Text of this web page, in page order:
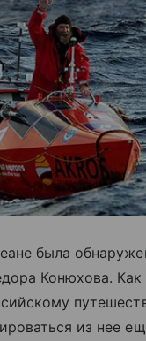
была
Конюхова. Как
из нее